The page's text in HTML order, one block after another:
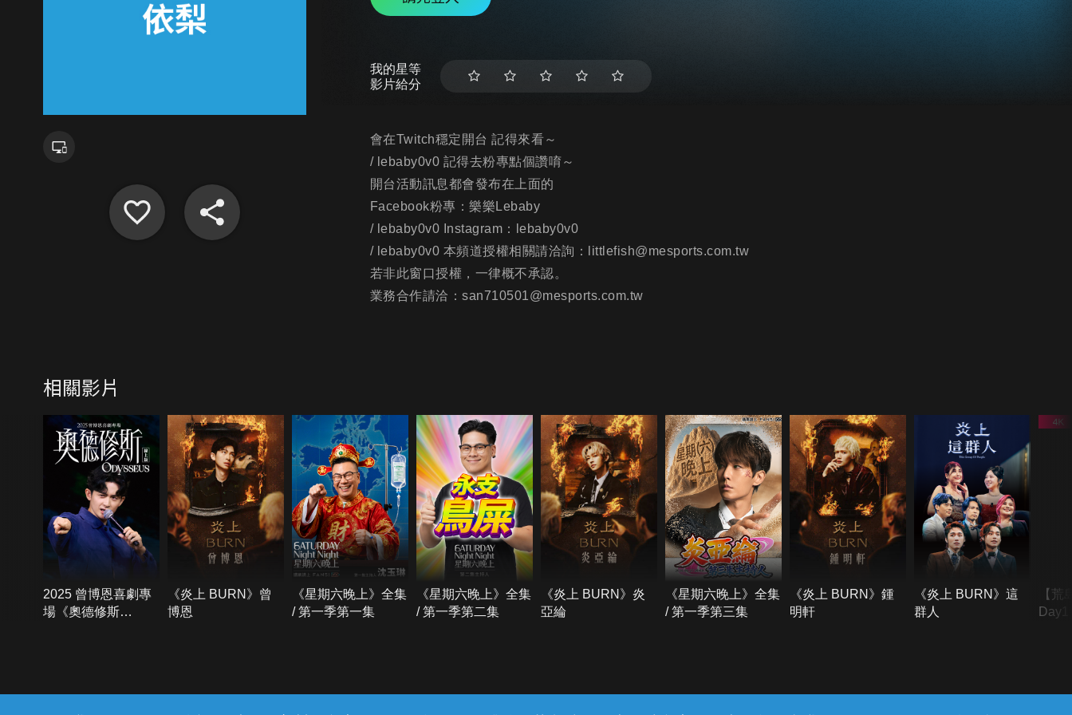
我的星等
影片給分
會在Twitch穩定開台 記得來看～
/ lebaby0v0 記得去粉專點個讚唷～
開台活動訊息都會發布在上面的
Facebook粉專：樂樂Lebaby
/ lebaby0v0 Instagram：lebaby0v0
/ lebaby0v0 本頻道授權相關請洽詢：littlefish@mesports.com.tw
若非此窗口授權，一律概不承認。
業務合作請洽：san710501@mesports.com.tw
相關影片
2025 曾博恩喜劇專
場《奧德修斯
《炎上 BURN》曾
博恩
《星期六晚上》全集
/ 第一季第一集
《星期六晚上》全集
/ 第一季第二集
《炎上 BURN》炎
亞綸
《星期六晚上》全集
/ 第一季第三集
《炎上 BURN》鍾
明軒
《炎上 BURN》這
群人
【荒
線上客服 服務條款 隱私權保護